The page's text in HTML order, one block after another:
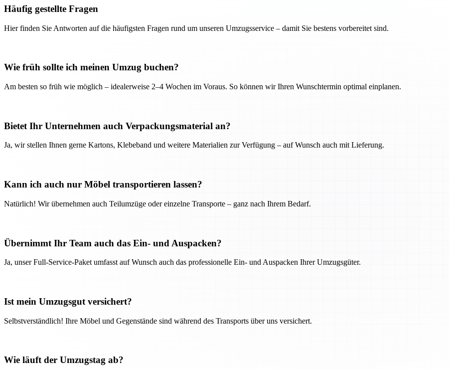
Häufig gestellte Fragen
Hier finden Sie Antworten auf die häufigsten Fragen rund um unseren Umzugsservice – damit Sie bestens vorbereitet sind.
Wie früh sollte ich meinen Umzug buchen?
Am besten so früh wie möglich – idealerweise 2–4 Wochen im Voraus. So können wir Ihren Wunschtermin optimal einplanen.
Bietet Ihr Unternehmen auch Verpackungsmaterial an?
Ja, wir stellen Ihnen gerne Kartons, Klebeband und weitere Materialien zur Verfügung – auf Wunsch auch mit Lieferung.
Kann ich auch nur Möbel transportieren lassen?
Natürlich! Wir übernehmen auch Teilumzüge oder einzelne Transporte – ganz nach Ihrem Bedarf.
Übernimmt Ihr Team auch das Ein- und Auspacken?
Ja, unser Full-Service-Paket umfasst auf Wunsch auch das professionelle Ein- und Auspacken Ihrer Umzugsgüter.
Ist mein Umzugsgut versichert?
Selbstverständlich! Ihre Möbel und Gegenstände sind während des Transports über uns versichert.
Wie läuft der Umzugstag ab?